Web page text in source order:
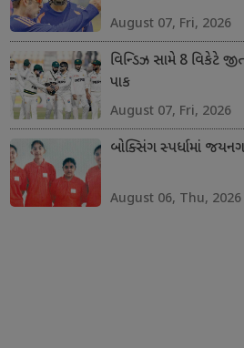
August 07, Fri, 2026
વિન્ડિઝ સામે 8 વિકેટે
પાક
August 07, Fri, 2026
બોક્સિંગ સ્પર્ધામાં
August 06, Thu, 2026